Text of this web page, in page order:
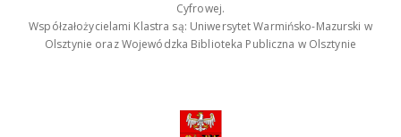
Cyfrowej.
Współzałożycielami Klastra są: Uniwersytet Warmińsko-Mazurski w
Olsztynie oraz Wojewódzka Biblioteka Publiczna w Olsztynie